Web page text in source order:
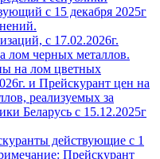
с 15 декабря 2025г
с 17.02.2026г.
лом черных металлов.
на лом цветных
и Прейскурант цен на
реализуемых за
Беларусь с 15.12.2025г
действующие с 1
Прейскурант